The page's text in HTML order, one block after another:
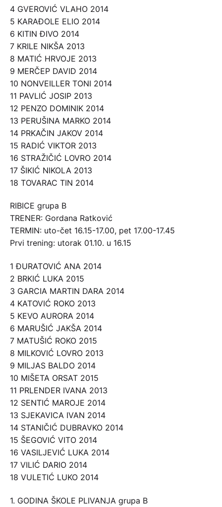
4 GVEROVIĆ VLAHO 2014
5 KARAĐOLE ELIO 2014
6 KITIN ĐIVO 2014
7 KRILE NIKŠA 2013
8 MATIĆ HRVOJE 2013
9 MERČEP DAVID 2014
10 NONVEILLER TONI 2014
11 PAVLIĆ JOSIP 2013
12 PENZO DOMINIK 2014
13 PERUŠINA MARKO 2014
14 PRKAČIN JAKOV 2014
15 RADIĆ VIKTOR 2013
16 STRAŽIČIĆ LOVRO 2014
17 ŠIKIĆ NIKOLA 2013
18 TOVARAC TIN 2014
RIBICE grupa B
TRENER: Gordana Ratković
TERMIN: uto-čet 16.15-17.00, pet 17.00-17.45
Prvi trening: utorak 01.10. u 16.15
1 ĐURATOVIĆ ANA 2014
2 BRKIĆ LUKA 2015
3 GARCIA MARTIN DARA 2014
4 KATOVIĆ ROKO 2013
5 KEVO AURORA 2014
6 MARUŠIĆ JAKŠA 2014
7 MATUŠIĆ ROKO 2015
8 MILKOVIĆ LOVRO 2013
9 MILJAS BALDO 2014
10 MIŠETA ORSAT 2015
11 PRLENDER IVANA 2013
12 SENTIĆ MAROJE 2014
13 SJEKAVICA IVAN 2014
14 STANIČIĆ DUBRAVKO 2014
15 ŠEGOVIĆ VITO 2014
16 VASILJEVIĆ LUKA 2014
17 VILIĆ DARIO 2014
18 VULETIĆ LUKO 2014
1. GODINA ŠKOLE PLIVANJA grupa B